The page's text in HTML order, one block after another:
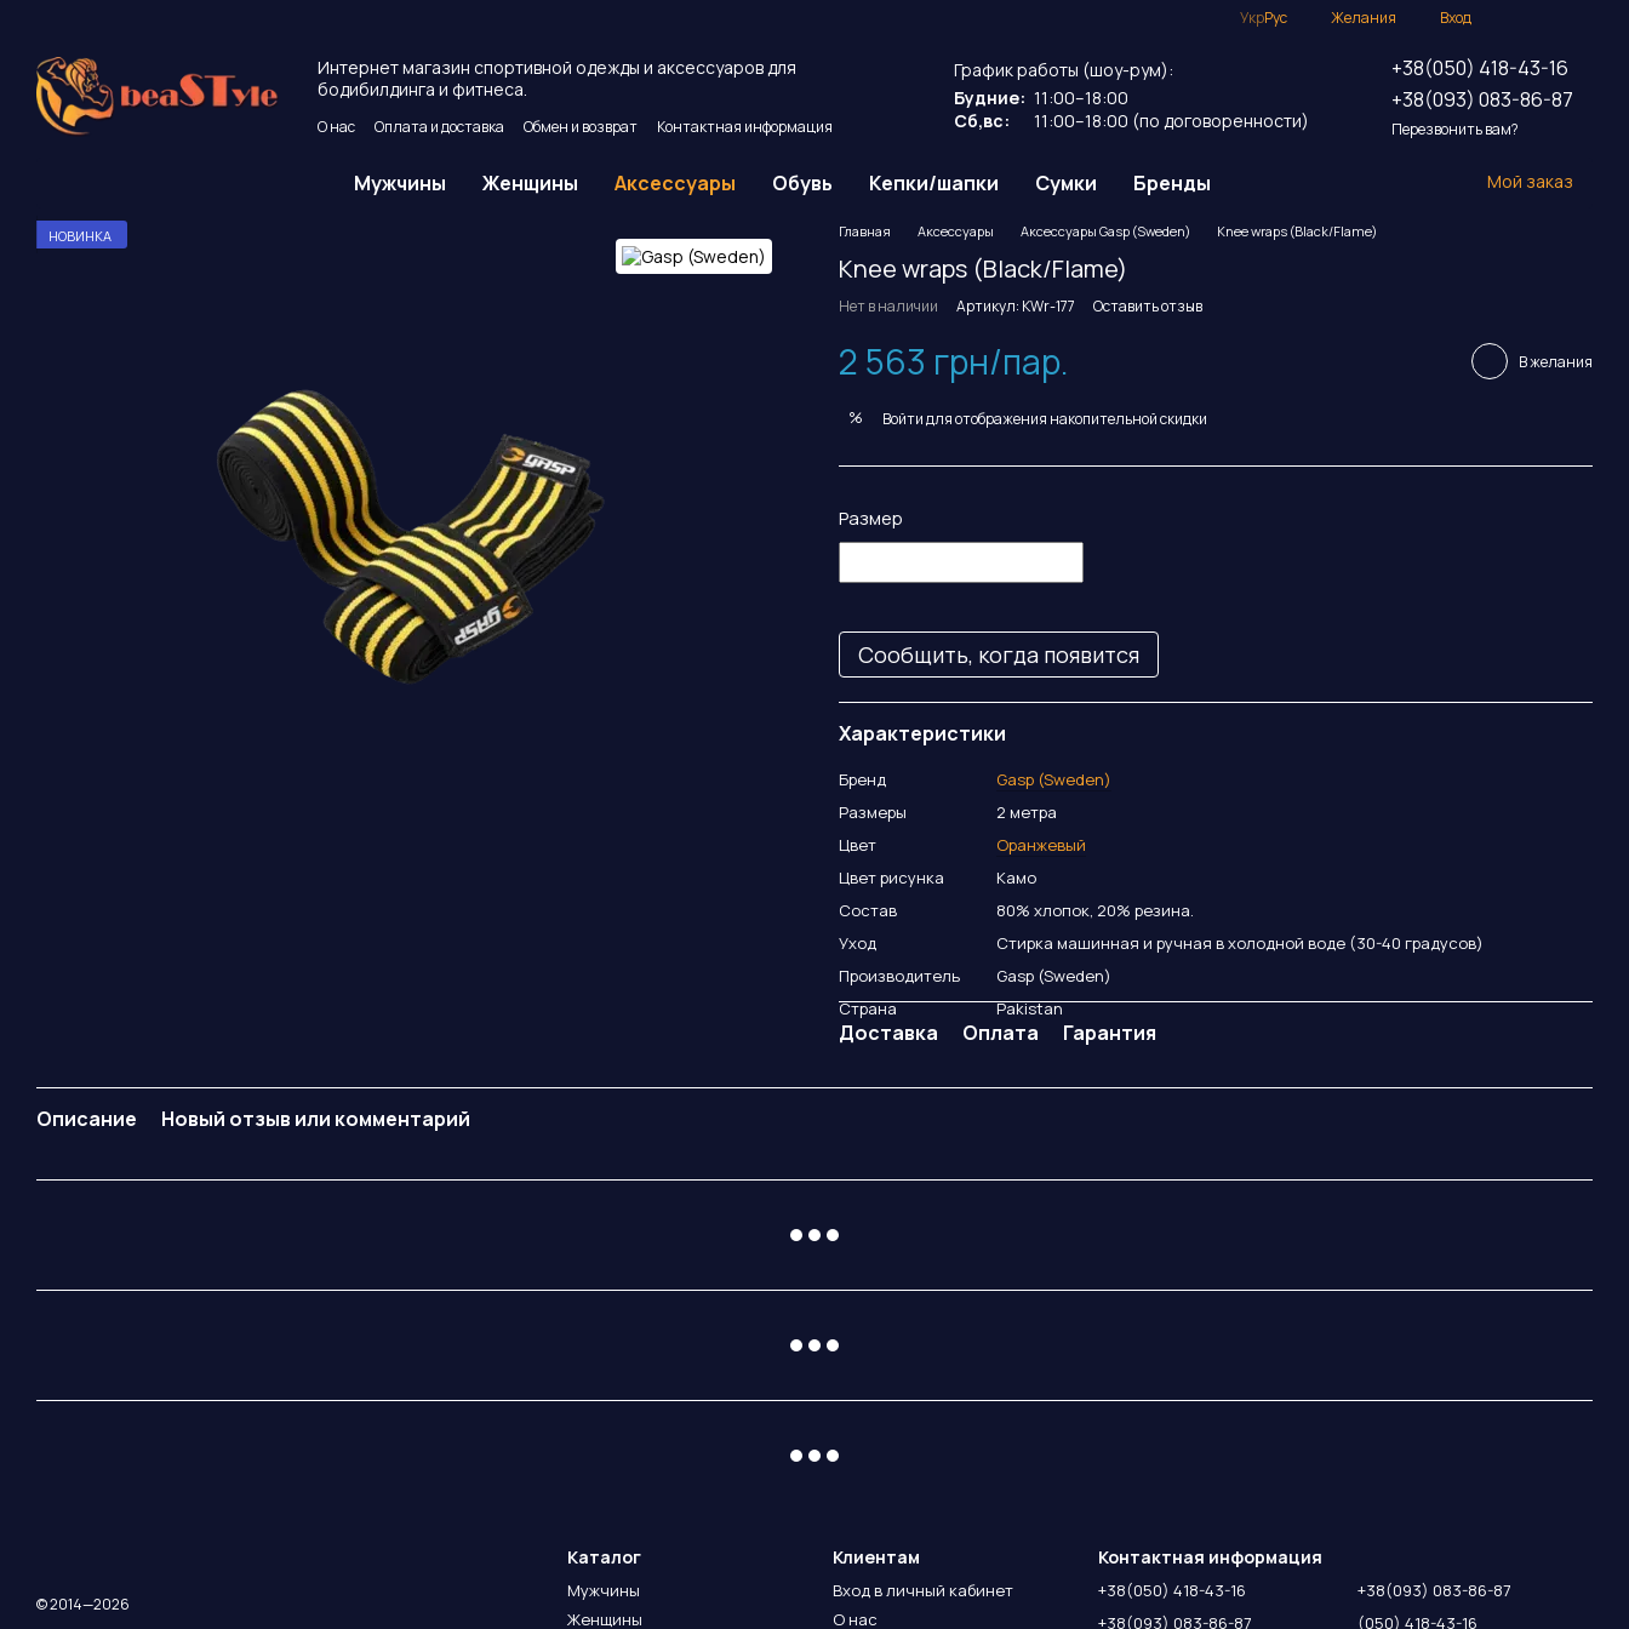
УкрРус Желания Вход
Интернет магазин спортивной одежды и аксессуаров для
бодибилдинга и фитнеса.
О нас Оплата и доставка Обмен и возврат
Контактная информация
График работы (шоу-рум):
Будние: 11:00–18:00
Сб,вс:
11:00–18:00 (по договоренности)
+38(050) 418-43-16
+38(093) 083-86-87
Перезвонить вам?
Мужчины Женщины Аксессуары Обувь Кепки/шапки Сумки Бренды Мой заказ
НОВИНКА Главная Аксессуары Аксессуары Gasp (Sweden) Knee wraps (Black/Flame)
Knee wraps (Black/Flame)
Нет в наличии Артикул: KWr-177 Оставить отзыв
2 563 грн/пар. В желания
% Войтидля отображения накопительной скидки
Размер
Сообщить, когда появится
Характеристики
Бренд
Gasp (Sweden)
Размеры
2 метра
Цвет
Оранжевый
Цвет рисунка
Камо
Состав
80% хлопок, 20% резина.
Уход
Стирка машинная и ручная в холодной воде (30-40 градусов)
Производитель
Gasp (Sweden)
Страна
Pakistan
Доставка Оплата Гарантия
Описание Новый отзыв или комментарий
© 2014—2026
Каталог
Мужчины
Женщины
Клиентам
Вход в личный кабинет
О нас
Контактная информация
+38(050) 418-43-16
+38(093) 083-86-87
+38(093) 083-86-87
(050) 418-43-16